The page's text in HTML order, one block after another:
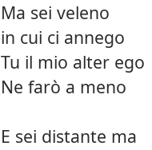
Ma sei veleno
in cui ci annego
Tu il mio alter ego
Ne farò a meno
E sei distante ma